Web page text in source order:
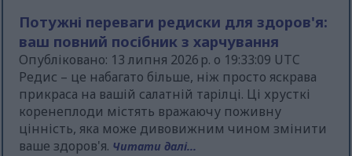
Потужні переваги редиски для здоров'я:
ваш повний посібник з харчування
Опубліковано: 13 липня 2026 р. о 19:33:09 UTC
Редис – це набагато більше, ніж просто яскрава
прикраса на вашій салатній тарілці. Ці хрусткі
коренеплоди містять вражаючу поживну
цінність, яка може дивовижним чином змінити
ваше здоров'я. Читати далі...